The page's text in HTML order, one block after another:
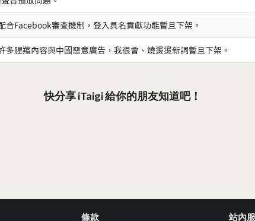
合Facebook審查機制，登入具名貢獻功能暫且下架。
多腥羶內容與中國惡意廣告，我很會、燒燙燙新詞暫且下架。
快分享 iTaigi 給你的朋友知道吧！
條款 站內